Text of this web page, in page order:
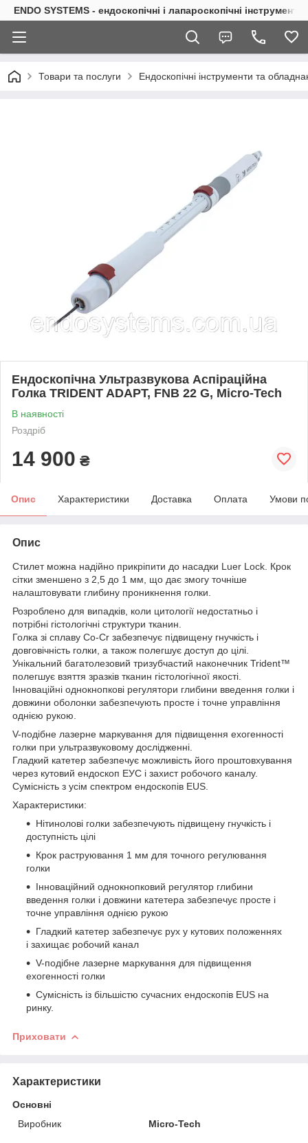
ENDO SYSTEMS - ендоскопічні і лапароскопічні інструменти
Товари та послуги Ендоскопічні інструменти та
Ендоскопічна Ультразвукова Аспіраційна
Голка TRIDENT ADAPT, FNB 22 G, Micro-Tech
В наявності
Роздріб
14 900 ₴
Опис Характеристики Доставка Оплата Умови
Опис
Стилет можна надійно прикріпити до насадки Luer Lock. Крок
сітки зменшено з 2,5 до 1 мм, що дає змогу точніше
налаштовувати глибину проникнення голки.
Розроблено для випадків, коли цитології недостатньо і
потрібні гістологічні структури тканин.
Голка зі сплаву Co-Cr забезпечує підвищену гнучкість і
довговічність голки, а також полегшує доступ до цілі.
Унікальний багатолезовий тризубчастий наконечник Trident™
полегшує взяття зразків тканин гістологічної якості.
Інноваційні однокнопкові регулятори глибини введення голки і
довжини оболонки забезпечують просте і точне управління
однією рукою.
V-подібне лазерне маркування для підвищення ехогенності
голки при ультразвуковому дослідженні.
Гладкий катетер забезпечує можливість його проштовхування
через кутовий ендоскоп ЕУС і захист робочого каналу.
Сумісність з усім спектром ендоскопів EUS.
Характеристики:
Нітинолові голки забезпечують підвищену гнучкість і
доступність цілі
Крок раструювання 1 мм для точного регулювання
голки
Інноваційний однокнопковий регулятор глибини
введення голки і довжини катетера забезпечує просте і
точне управління однією рукою
Гладкий катетер забезпечує рух у кутових положеннях
і захищає робочий канал
V-подібне лазерне маркування для підвищення
ехогенності голки
Сумісність із більшістю сучасних ендоскопів EUS на
ринку.
Приховати
Характеристики
Основні
Виробник
Micro-Tech